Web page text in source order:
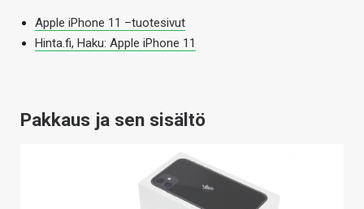
Apple iPhone 11 –tuotesivut
Hinta.fi, Haku: Apple iPhone 11
Pakkaus ja sen sisältö